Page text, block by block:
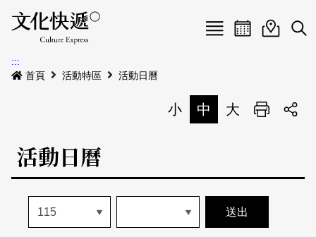
Menu
最新公告
本期專題
歷史專題
活動特區
活動列表
關於我們
活動日曆活動地圖
展
:::
首頁
活動特區 活動日曆
小 中 大 列印
活動日曆